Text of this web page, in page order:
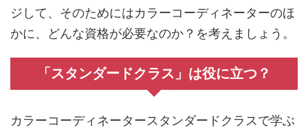
ジして、そのためにはカラーコーディネーターのほ
かに、どんな資格が必要なのか？を考えましょう。
「スタンダードクラス」は役に立つ？
カラーコーディネータースタンダードクラスで学ぶ